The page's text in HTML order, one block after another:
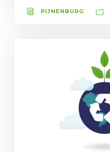
PIJNENBURG